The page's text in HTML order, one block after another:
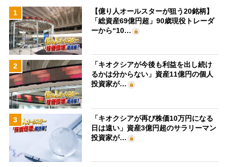
1
【億り人オールスターが狙う20銘柄】
「総資産69億円超」90歳現役トレーダ
ーから“10…
2
「キオクシアが今後も利益を出し続け
るかは分からない」資産11億円の個人
投資家が…
3
「キオクシアが再び株価10万円になる
日は遠い」資産3億円超のサラリーマン
投資家が…